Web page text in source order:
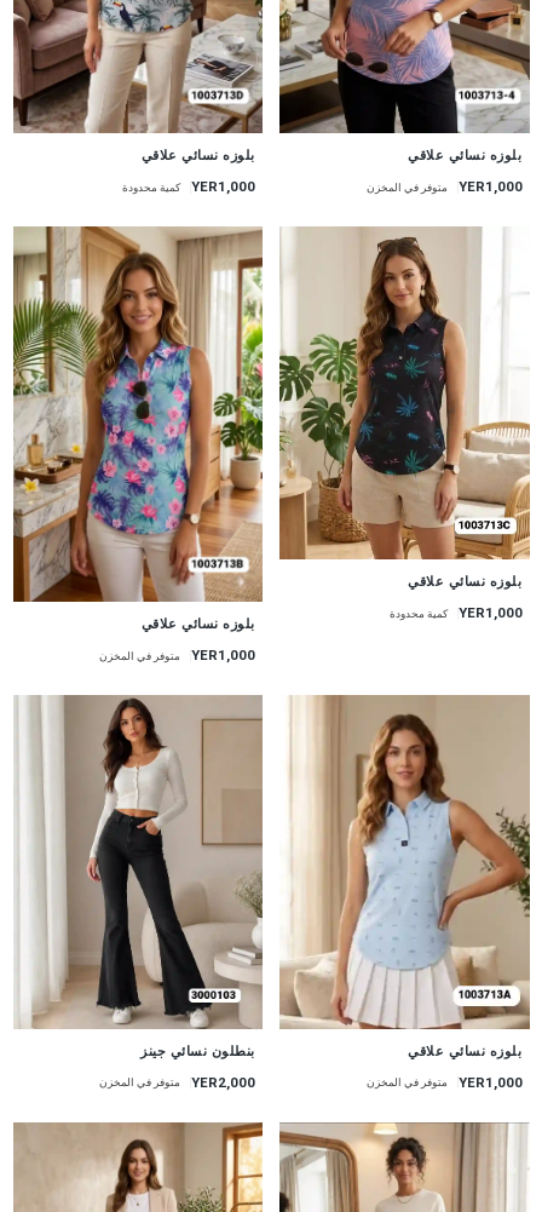
جديد
بلوزه نسائي علاقي
YER1,000 متوفر في المخزن
جديد
بلوزه نسائي علاقي
YER1,000 كمية محدودة
جديد
بلوزه نسائي علاقي
YER1,000 كمية محدودة
بلوزه نسائي علاقي
YER1,000 متوفر في المخزن
بلوزه نسائي علاقي
YER1,000 متوفر في المخزن
بنطلون نسائي جينز
YER2,000 متوفر في المخزن